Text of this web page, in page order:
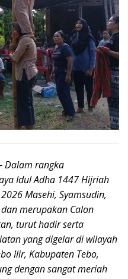
Dalam rangka
Idul Adha 1447 Hijriah
Masehi, Syamsudin,
merupakan Calon
turut hadir serta
yang digelar di wilayah
Ilir, Kabupaten Tebo,
dengan sangat meriah